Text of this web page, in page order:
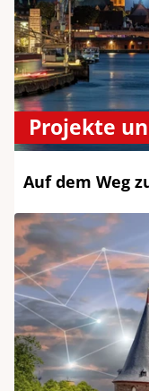
Projekte
Auf dem Weg